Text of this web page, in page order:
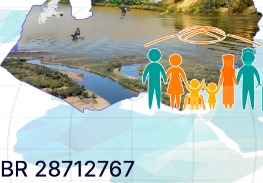
BR 28712767